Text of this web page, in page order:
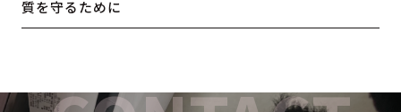
質を守るために